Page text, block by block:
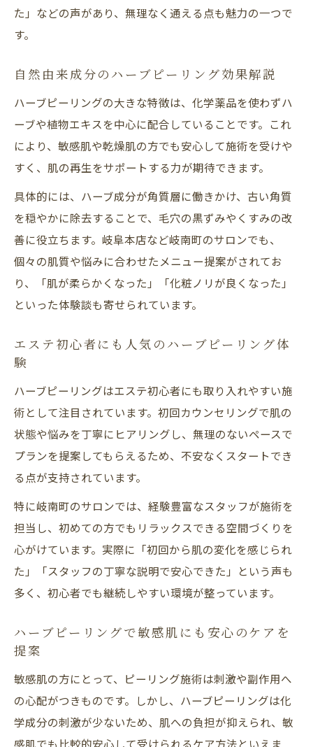
肌質改善を目指すなら知りたい施術ポイント
肌質改善に必要なハーブピーリングの頻度
とは
施術前後で知っておきたいハーブピーリン
グ注意点
ハーブピーリングで理想肌を目指す施術計
画の立て方
失敗しないハーブピーリングサロン選びの
コツ
ニキビや毛穴トラブルに有効なアプローチとは
ハーブピーリングがニキビ改善に効果的な
理由
毛穴の開きへアプローチするハーブピーリ
ハーブピーリングで毛穴ケアを叶える施術
方法
肌トラブルを防ぐハーブピーリングのポイ
ダウンタイムや副作用の不安を安心へ導く方法
ハーブピーリング後のダウンタイムを最小
限に
副作用が気になる方のためのハーブピーリ
安心して受けられるハーブピーリングの安
ハーブピーリング施術後の肌荒れリスクと
対策法
施術を安心して続けるためのハーブピーリ
た」などの声があり、無理なく通える点も魅力の一つで
す。
自然由来成分のハーブピーリング効果解説
ハーブピーリングの大きな特徴は、化学薬品を使わずハ
ーブや植物エキスを中心に配合していることです。これ
により、敏感肌や乾燥肌の方でも安心して施術を受けや
すく、肌の再生をサポートする力が期待できます。
具体的には、ハーブ成分が角質層に働きかけ、古い角質
を穏やかに除去することで、毛穴の黒ずみやくすみの改
善に役立ちます。岐阜本店など岐南町のサロンでも、
個々の肌質や悩みに合わせたメニュー提案がされてお
り、「肌が柔らかくなった」「化粧ノリが良くなった」
といった体験談も寄せられています。
エステ初心者にも人気のハーブピーリング体
験
ハーブピーリングはエステ初心者にも取り入れやすい施
術として注目されています。初回カウンセリングで肌の
状態や悩みを丁寧にヒアリングし、無理のないペースで
プランを提案してもらえるため、不安なくスタートでき
る点が支持されています。
特に岐南町のサロンでは、経験豊富なスタッフが施術を
担当し、初めての方でもリラックスできる空間づくりを
心がけています。実際に「初回から肌の変化を感じられ
た」「スタッフの丁寧な説明で安心できた」という声も
多く、初心者でも継続しやすい環境が整っています。
ハーブピーリングで敏感肌にも安心のケアを
提案
敏感肌の方にとって、ピーリング施術は刺激や副作用へ
の心配がつきものです。しかし、ハーブピーリングは化
学成分の刺激が少ないため、肌への負担が抑えられ、敏
感肌でも比較的安心して受けられるケア方法といえま